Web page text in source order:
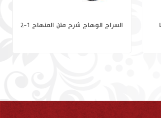
فضائل سورة الكهف وخواصها